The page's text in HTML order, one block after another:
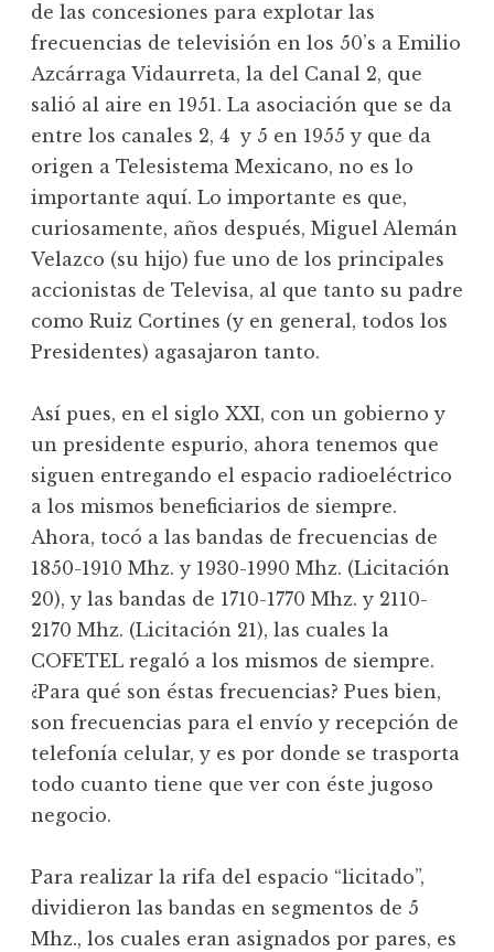
de las concesiones para explotar las
frecuencias de televisión en los 50’s a Emilio
Azcárraga Vidaurreta, la del Canal 2, que
salió al aire en 1951. La asociación que se da
entre los canales 2, 4 y 5 en 1955 y que da
origen a Telesistema Mexicano, no es lo
importante aquí. Lo importante es que,
curiosamente, años después, Miguel Alemán
Velazco (su hijo) fue uno de los principales
accionistas de Televisa, al que tanto su padre
como Ruiz Cortines (y en general, todos los
Presidentes) agasajaron tanto.
Así pues, en el siglo XXI, con un gobierno y
un presidente espurio, ahora tenemos que
siguen entregando el espacio radioeléctrico
a los mismos beneficiarios de siempre.
Ahora, tocó a las bandas de frecuencias de
1850-1910 Mhz. y 1930-1990 Mhz. (Licitación
20), y las bandas de 1710-1770 Mhz. y 2110-
2170 Mhz. (Licitación 21), las cuales la
COFETEL regaló a los mismos de siempre.
¿Para qué son éstas frecuencias? Pues bien,
son frecuencias para el envío y recepción de
telefonía celular, y es por donde se trasporta
todo cuanto tiene que ver con éste jugoso
negocio.
Para realizar la rifa del espacio “licitado”,
dividieron las bandas en segmentos de 5
Mhz., los cuales eran asignados por pares, es